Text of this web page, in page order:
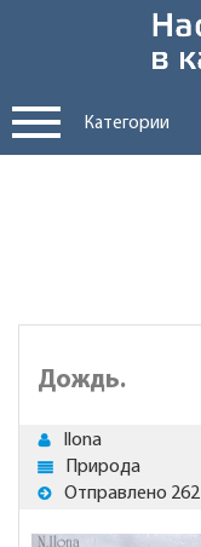
Категории
Дождь.
Ilona
Природа
Отправлено 262